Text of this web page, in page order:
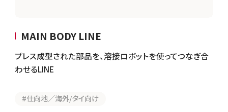
MAIN BODY LINE
プレス成型された部品を、溶接ロボットを使ってつなぎ合
わせるLINE
#仕向地／海外/タイ向け